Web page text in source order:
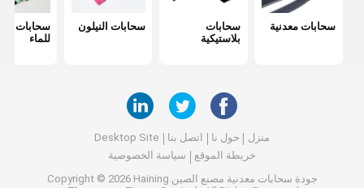
سحابات معدنية
سحابات
بلاستيكية
سحابات النيلون
سحابات
للماء
منزل حول نا اتصل بنا
Desktop Site
خريطة الموقع
سياسة الخصوصية
جودة سحابات معدنية
مصنع الصين.Copyright © 2026 Haining